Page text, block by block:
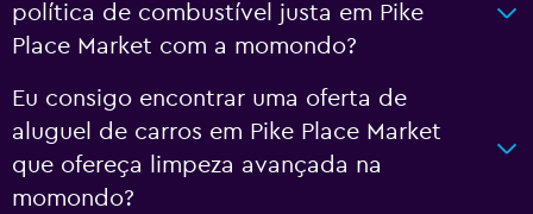
política de combustível justa em Pike
Place Market com a momondo?
Eu consigo encontrar uma oferta de
aluguel de carros em Pike Place Market
que ofereça limpeza avançada na
momondo?